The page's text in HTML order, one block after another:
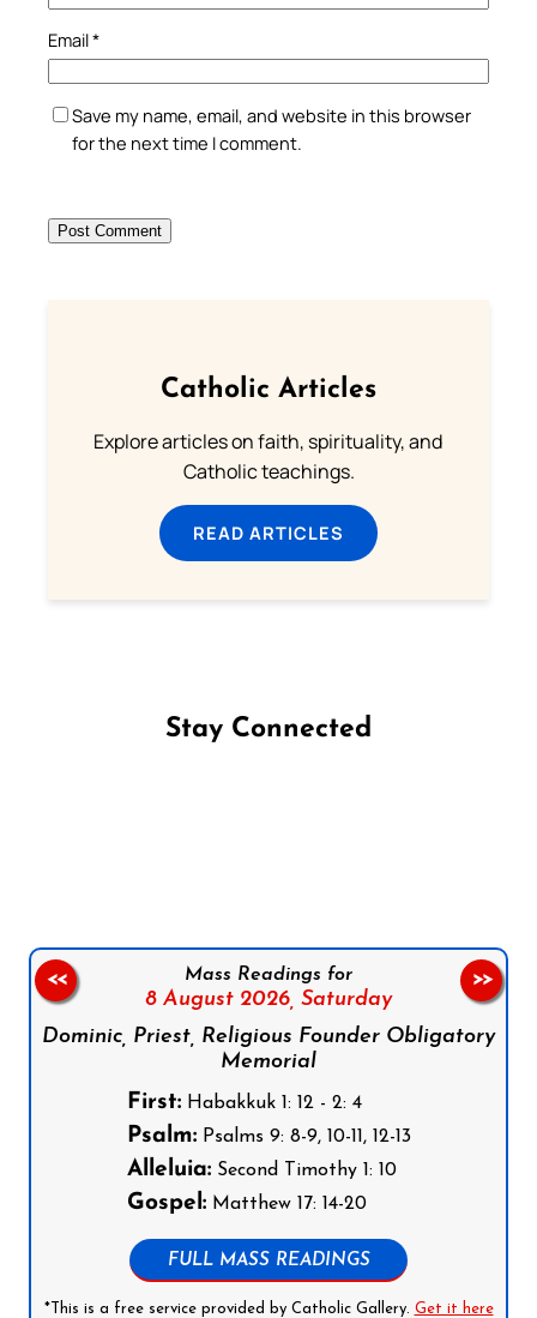
Email*
Save my name, email, and website in this browser
for the next time I comment.
Catholic Articles
Explore articles on faith, spirituality, and
Catholic teachings.
READ ARTICLES
Stay Connected
Mass Readings for
8 August 2026, Saturday
Dominic, Priest, Religious Founder Obligatory
Memorial
First:Habakkuk 1: 12 - 2: 4
Psalm:Psalms 9: 8-9, 10-11, 12-13
Alleluia:Second Timothy 1: 10
Gospel:Matthew 17: 14-20
FULL MASS READINGS
*This is a free service provided by Catholic Gallery. Get it here
<< >>